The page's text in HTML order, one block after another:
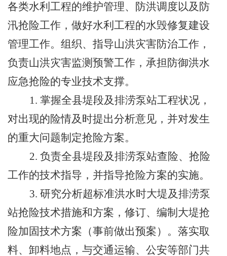
各类水利工程的维护管理、防洪调度以及防
汛抢险工作，做好水利工程的水毁修复建设
管理工作。组织、指导山洪灾害防治工作，
负责山洪灾害监测预警工作，承担防御洪水
应急抢险的专业技术支撑。
1. 掌握全县堤段及排涝泵站工程状况，
对出现的险情及时提出分析意见，并对发生
的重大问题制定抢险方案。
2. 负责全县堤段及排涝泵站查险、抢险
工作的技术指导，并指导抢险方案的实施。
3. 研究分析超标准洪水时大堤及排涝泵
站抢险技术措施和方案，修订、编制大堤抢
险加固技术方案（事前做出预案）。落实取
料、卸料地点，与交通运输、公安等部门共